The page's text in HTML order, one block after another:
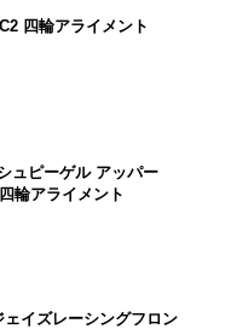
四輪アライメント
ュピーゲル アッパー
輪アライメント
イズレーシングフロン